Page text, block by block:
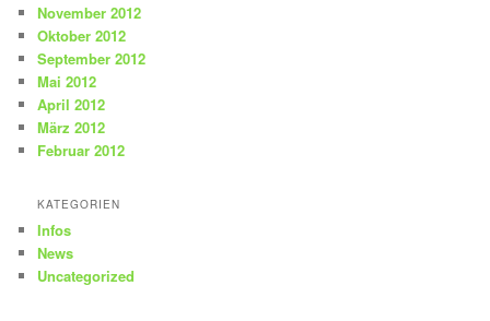
November 2012
Oktober 2012
September 2012
Mai 2012
April 2012
März 2012
Februar 2012
KATEGORIEN
Infos
News
Uncategorized